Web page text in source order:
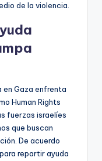
de la violencia.
en Gaza enfrenta
Human Rights
fuerzas israelíes
que buscan
De acuerdo
repartir ayuda